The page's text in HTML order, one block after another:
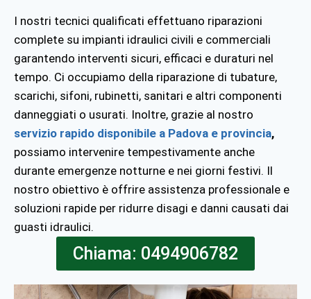
I nostri tecnici qualificati effettuano riparazioni
complete su impianti idraulici civili e commerciali
garantendo interventi sicuri, efficaci e duraturi nel
tempo. Ci occupiamo della riparazione di tubature,
scarichi, sifoni, rubinetti, sanitari e altri componenti
danneggiati o usurati. Inoltre, grazie al nostro
servizio rapido disponibile a Padova e provincia,
possiamo intervenire tempestivamente anche
durante emergenze notturne e nei giorni festivi. Il
nostro obiettivo è offrire assistenza professionale e
soluzioni rapide per ridurre disagi e danni causati dai
guasti idraulici.
Chiama: 0494906782